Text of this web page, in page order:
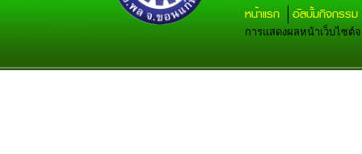
หน้าแรก อัลบั้มกิจกรรม
การแสดงผลหน้าเว็บไซต์